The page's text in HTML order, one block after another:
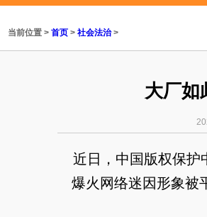
当前位置 > 首页 > 社会法治>
大厂如
近日，中国版权保护
爆火网络迷因形象被